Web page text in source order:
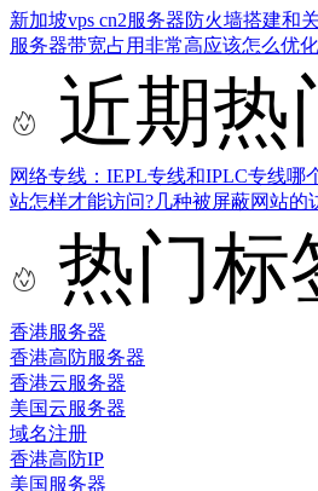
新加坡vps cn2服务器防火墙搭建和
服务器带宽占用非常高应该怎么优
近期热
网络专线：IEPL专线和IPLC专线哪
站怎样才能访问?几种被屏蔽网站的
热门标
香港服务器
香港高防服务器
香港云服务器
美国云服务器
域名注册
香港高防IP
美国服务器